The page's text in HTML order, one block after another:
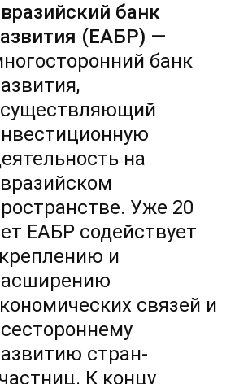
банк
(ЕАБР) —
банк
на
Уже 20
ЕАБР содействует
и
связей и
стран-
К концу